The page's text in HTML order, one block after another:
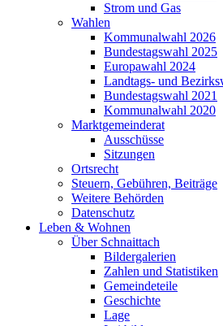
Strom und Gas
Wahlen
Kommunalwahl 2026
Bundestagswahl 2025
Europawahl 2024
Landtags- und
Bundestagswahl 2021
Kommunalwahl 2020
Marktgemeinderat
Ausschüsse
Sitzungen
Ortsrecht
Steuern, Gebühren, Beiträge
Weitere Behörden
Datenschutz
Leben & Wohnen
Über Schnaittach
Bildergalerien
Zahlen und Statistiken
Gemeindeteile
Geschichte
Lage